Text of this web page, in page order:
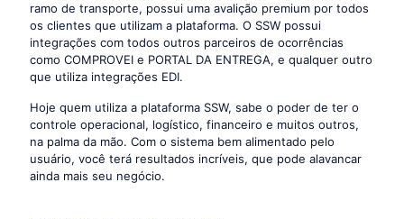
ramo de transporte, possui uma avalição premium por todos
os clientes que utilizam a plataforma. O SSW possui
integrações com todos outros parceiros de ocorrências
como COMPROVEI e PORTAL DA ENTREGA, e qualquer outro
que utiliza integrações EDI.
Hoje quem utiliza a plataforma SSW, sabe o poder de ter o
controle operacional, logístico, financeiro e muitos outros,
na palma da mão. Com o sistema bem alimentado pelo
usuário, você terá resultados incríveis, que pode alavancar
ainda mais seu negócio.